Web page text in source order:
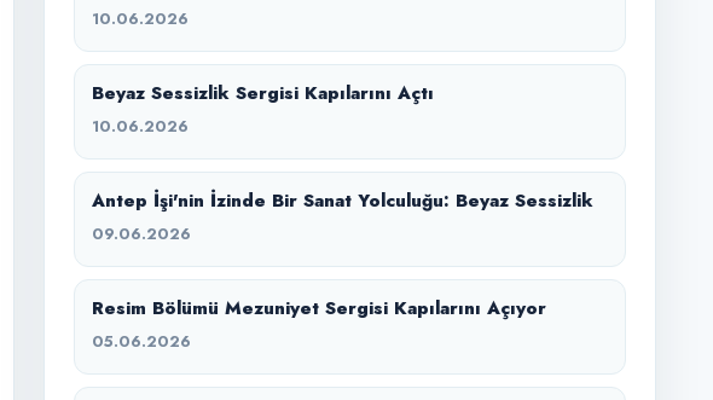
10.06.2026
Beyaz Sessizlik Sergisi Kapılarını Açtı
10.06.2026
Antep İşi'nin İzinde Bir Sanat Yolculuğu: Beyaz Sessizlik
09.06.2026
Resim Bölümü Mezuniyet Sergisi Kapılarını Açıyor
05.06.2026